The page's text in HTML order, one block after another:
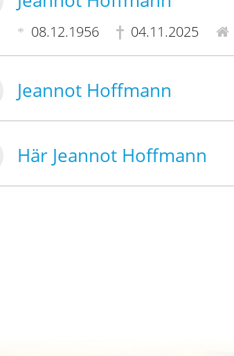
08.12.1956 04.11.2025
Jeannot Hoffmann
Här Jeannot Hoffmann